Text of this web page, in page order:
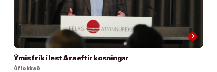
arrow_forward
Ýmis frík í lest Ara eftir kosningar
Óflokkað